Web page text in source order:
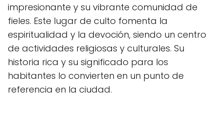
impresionante y su vibrante comunidad de
fieles. Este lugar de culto fomenta la
espiritualidad y la devoción, siendo un centro
de actividades religiosas y culturales. Su
historia rica y su significado para los
habitantes lo convierten en un punto de
referencia en la ciudad.